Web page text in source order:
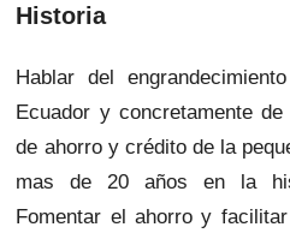
Historia
Hablar del
Ecuador y concretamente
de ahorro y crédito de la
mas de 20 años en la
Fomentar el ahorro y